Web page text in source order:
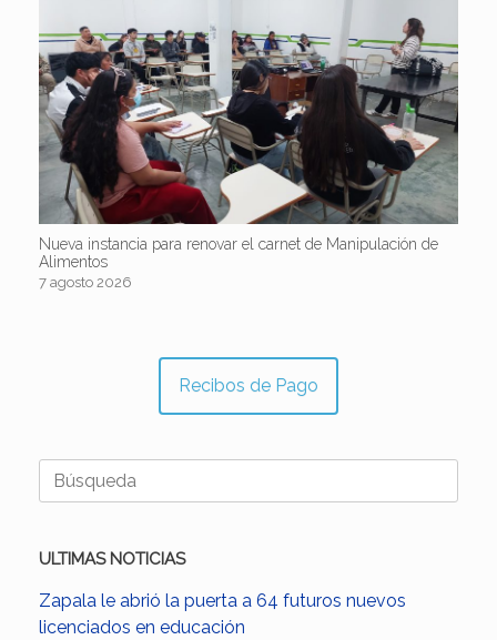
Nueva instancia para renovar el carnet de Manipulación de
Alimentos
7 agosto 2026
Recibos de Pago
Buscar:
ULTIMAS NOTICIAS
Zapala le abrió la puerta a 64 futuros nuevos
licenciados en educación